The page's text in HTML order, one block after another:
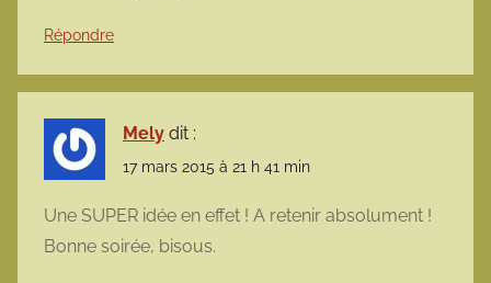
Répondre
Mely dit :
17 mars 2015 à 21 h 41 min
Une SUPER idée en effet ! A retenir absolument !
Bonne soirée, bisous.